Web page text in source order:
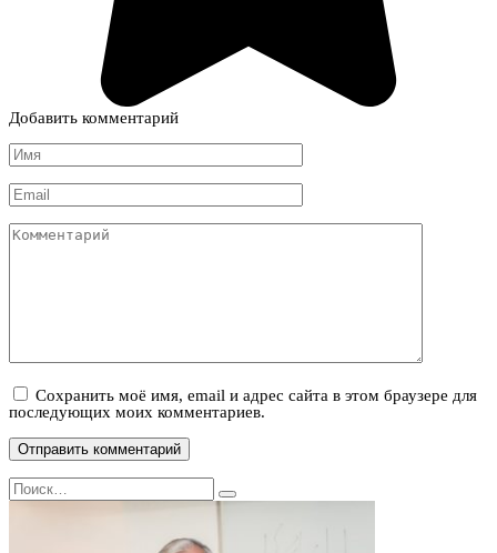
Добавить комментарий
Имя
*
Email
*
Комментарий
Сохранить моё имя, email и адрес сайта в этом браузере для
последующих моих комментариев.
Search
for: